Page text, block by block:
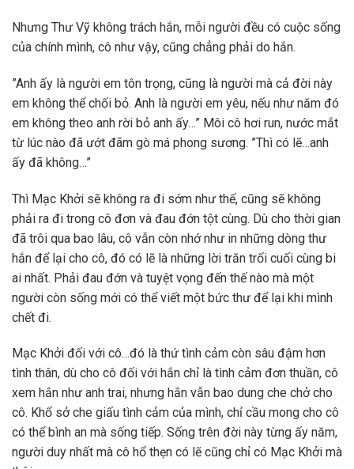
Nhưng Thư Vỹ không trách hắn, mỗi người đều có cuộc sống
của chính mình, cô như vậy, cũng chẳng phải do hắn.
”Anh ấy là người em tôn trọng, cũng là người mà cả đời này
em không thể chối bỏ. Anh là người em yêu, nếu như năm đó
em không theo anh rời bỏ anh ấy…” Môi cô hơi run, nước mắt
từ lúc nào đã ướt đãm gò má phong sương. ”Thì có lẽ…anh
ấy đã không…”
Thì Mạc Khởi sẽ không ra đi sớm như thế, cũng sẽ không
phải ra đi trong cô đơn và đau đớn tột cùng. Dù cho thời gian
đã trôi qua bao lâu, cô vẫn còn nhớ như in những dòng thư
hắn để lại cho cô, đó có lẽ là những lời trăn trối cuối cùng bi
ai nhất. Phải đau đớn và tuyệt vọng đến thế nào mà một
người còn sống mới có thể viết một bức thư để lại khi mình
chết đi.
Mạc Khởi đối với cô…đó là thứ tình cảm còn sâu đậm hơn
tình thân, dù cho cô đối với hắn chỉ là tình cảm đơn thuần, cô
xem hắn như anh trai, nhưng hắn vẫn bao dung che chở cho
cô. Khổ sở che giấu tình cảm của mình, chỉ cầu mong cho cô
có thể bình an mà sống tiếp. Sống trên đời này từng ấy năm,
người duy nhất mà cô hổ thẹn có lẽ cũng chỉ có Mạc Khởi mà